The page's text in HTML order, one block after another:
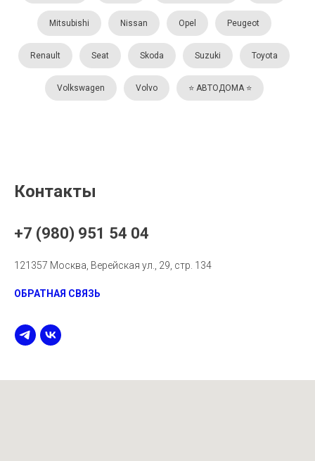
Mitsubishi Nissan Opel Peugeot
Renault Seat Skoda Suzuki Toyota
Volkswagen Volvo ⭐️ АВТОДОМА ⭐️
Контакты
+7 (980) 951 54 04
121357 Москва, Верейская ул., 29, стр. 134
ОБРАТНАЯ СВЯЗЬ